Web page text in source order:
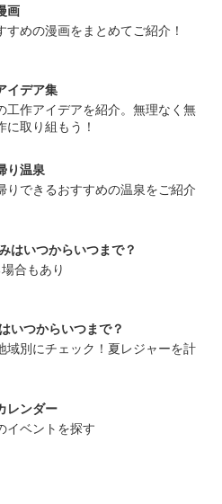
画
すめの漫画をまとめてご紹介！
イデア集
工作アイデアを紹介。無理なく無
取り組もう！
り温泉
りできるおすすめの温泉をご紹介
はいつからいつまで？
合もあり
いつからいつまで？
域別にチェック！夏レジャーを計
レンダー
イベントを探す